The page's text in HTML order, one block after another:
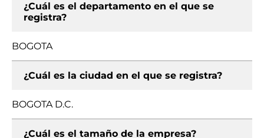
¿Cuál es el departamento en el que se
registra?
BOGOTA
¿Cuál es la ciudad en el que se registra?
BOGOTA D.C.
¿Cuál es el tamaño de la empresa?